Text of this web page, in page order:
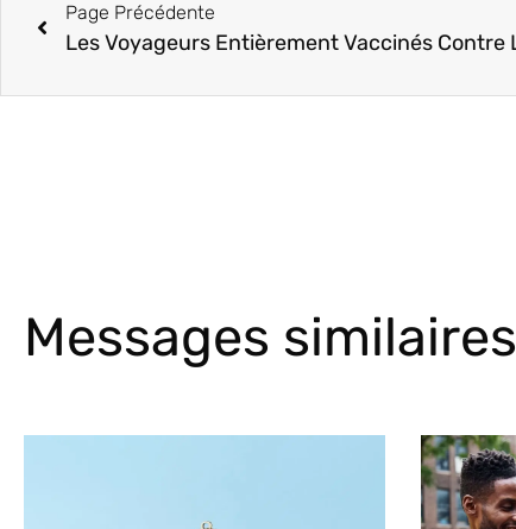
Page Précédente
Messages similaires